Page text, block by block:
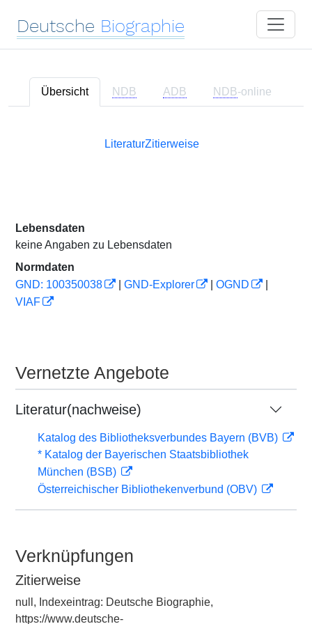
Deutsche Biographie
Übersicht NDB ADB NDB-online
LiteraturZitierweise
Lebensdaten
keine Angaben zu Lebensdaten
Normdaten
GND: 100350038
GND-Explorer OGND
VIAF
Vernetzte Angebote
Literatur(nachweise)
Katalog des Bibliotheksverbundes Bayern (BVB)
* Katalog der Bayerischen Staatsbibliothek
München (BSB)
Österreichischer Bibliothekenverbund (OBV)
Verknüpfungen
Zitierweise
null, Indexeintrag: Deutsche Biographie,
https://www.deutsche-